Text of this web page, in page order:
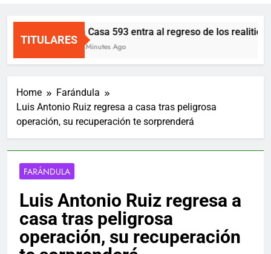
TITULARES
La Casa 593 entra al regreso de los realities
52 Minutes Ago
Home
Farándula
Luis Antonio Ruiz regresa a casa tras peligrosa
operación, su recuperación te sorprenderá
FARÁNDULA
Luis Antonio Ruiz regresa a
casa tras peligrosa
operación, su recuperación